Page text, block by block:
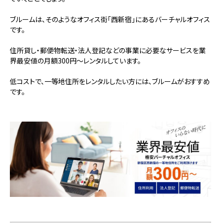
ブルームは、そのようなオフィス街「西新宿」にあるバーチャルオフィス
です。
住所貸し・郵便物転送・法人登記などの事業に必要なサービスを業
界最安値の月額300円～レンタルしています。
低コストで、一等地住所をレンタルしたい方には、ブルームがおすすめ
です。